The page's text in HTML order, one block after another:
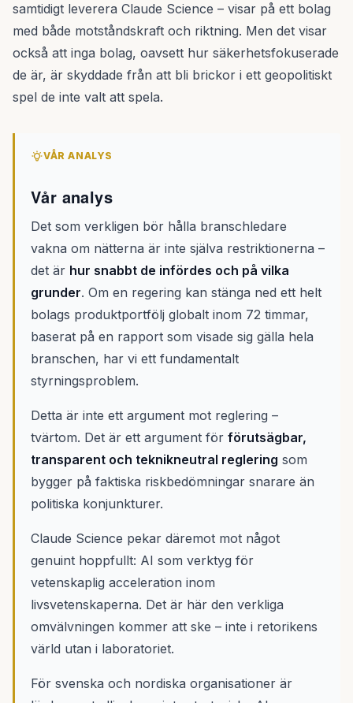
samtidigt leverera Claude Science – visar på ett bolag
med både motståndskraft och riktning. Men det visar
också att inga bolag, oavsett hur säkerhetsfokuserade
de är, är skyddade från att bli brickor i ett geopolitiskt
spel de inte valt att spela.
VÅR ANALYS
Vår analys
Det som verkligen bör hålla branschledare
vakna om nätterna är inte själva restriktionerna –
det är hur snabbt de infördes och på vilka
grunder. Om en regering kan stänga ned ett helt
bolags produktportfölj globalt inom 72 timmar,
baserat på en rapport som visade sig gälla hela
branschen, har vi ett fundamentalt
styrningsproblem.
Detta är inte ett argument mot reglering –
tvärtom. Det är ett argument för förutsägbar,
transparent och teknikneutral reglering som
bygger på faktiska riskbedömningar snarare än
politiska konjunkturer.
Claude Science pekar däremot mot något
genuint hoppfullt: AI som verktyg för
vetenskaplig acceleration inom
livsvetenskaperna. Det är här den verkliga
omvälvningen kommer att ske – inte i retorikens
värld utan i laboratoriet.
För svenska och nordiska organisationer är